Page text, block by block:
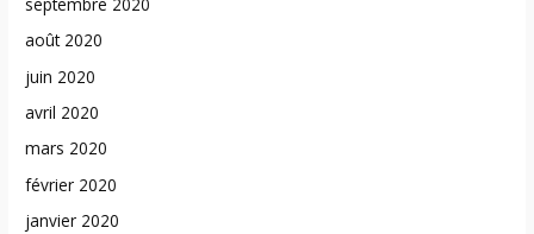
août 2020
juin 2020
avril 2020
mars 2020
février 2020
janvier 2020